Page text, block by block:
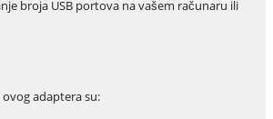
broja USB portova na vašem računaru ili
adaptera su: